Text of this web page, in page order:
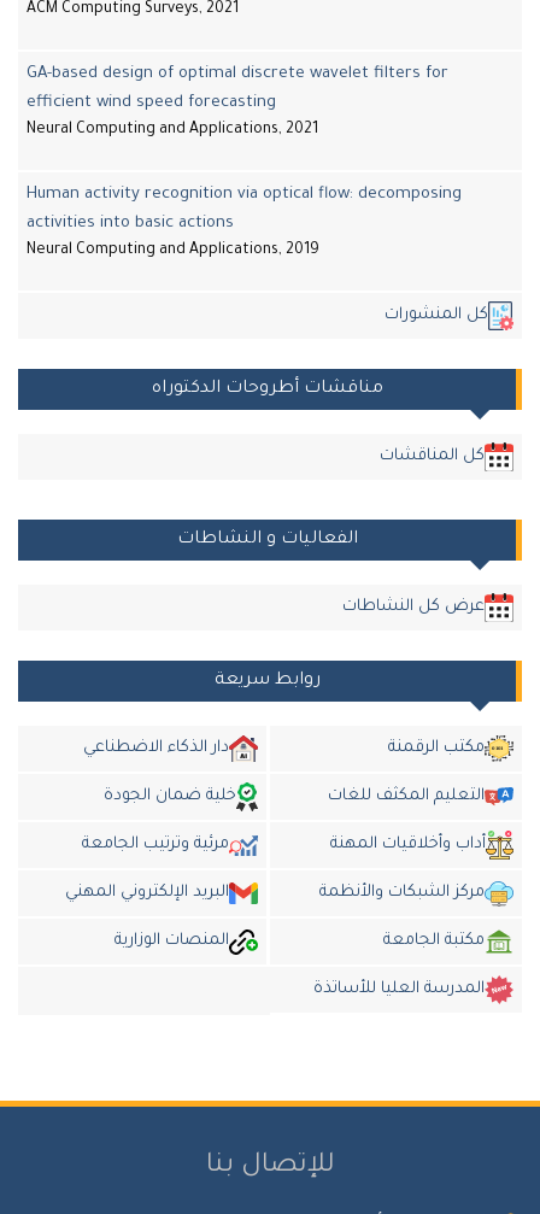
ACM Computing Surveys, 2021
GA-based design of optimal discrete wavelet filters for
efficient wind speed forecasting
Neural Computing and Applications, 2021
Human activity recognition via optical flow: decomposing
activities into basic actions
Neural Computing and Applications, 2019
المنشورات
مناقشات أطروحات الدكتوراه
كل المناقشات
الفعاليات و النشاطات
عرض كل النشاطات
روابط سريعة
مكتب الرقمنة دار الذكاء الاضطناعي
التعليم المكثف للغات خلية ضمان الجودة
وأخلاقيات المهنة مرئية وترتيب الجامعة
مركز الشبكات والأنظمة البريد الإلكتروني المهني
مكتبة الجامعة المنصات الوزارية
المدرسة العليا للأساتذة
للإتصال بنا